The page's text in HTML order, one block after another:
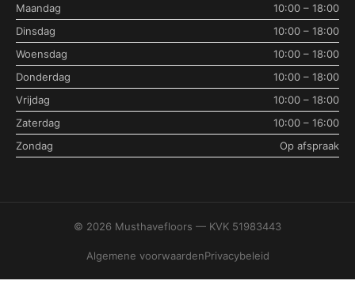
Maandag
10:00 – 18:00
Dinsdag
10:00 – 18:00
Woensdag
10:00 – 18:00
Donderdag
10:00 – 18:00
Vrijdag
10:00 – 18:00
Zaterdag
10:00 – 16:00
Zondag
Op afspraak
© 2026 Musthavefloors — KVK 51983443
Algemene voorwaardenPrivacybeleid